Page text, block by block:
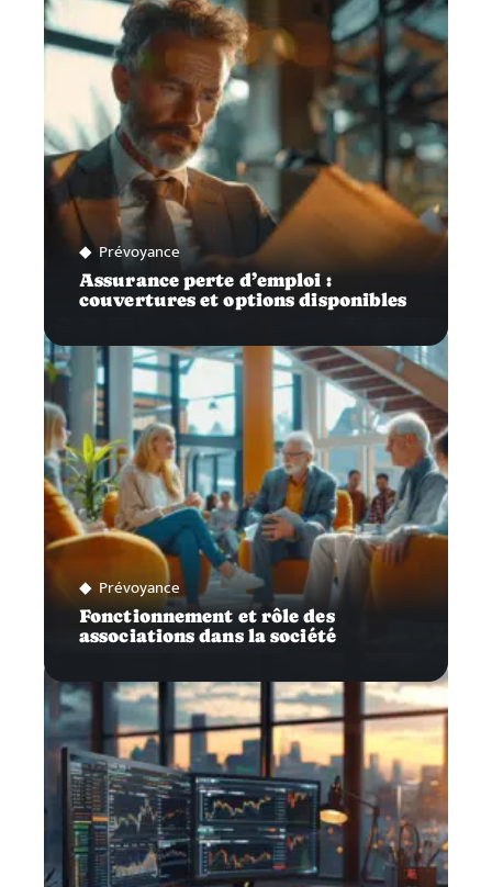
Prévoyance
Assurance perte d’emploi :
couvertures et options disponibles
Prévoyance
Fonctionnement et rôle des
associations dans la société